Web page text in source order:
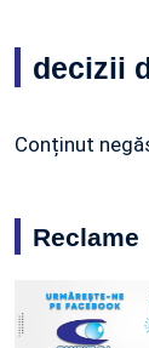
decizii
Conținut
Reclame